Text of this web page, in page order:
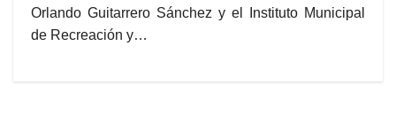
Orlando Guitarrero Sánchez y el Instituto Municipal
de Recreación y…